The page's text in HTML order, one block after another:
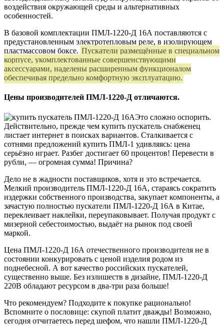
воздействия окружающей среды и альтернативных
особенностей.
В базовой комплектации ПМЛ-1220-Д 16А поставляются с
предустановленным электротепловым реле, в изолирующем
пластмассовом боксе. Пускатели размещённые в специальном
корпусе, укомплектованные совершенствующими
аксессуарами, наделены расширенным функционалом
обеспечивая предельно комфортную эксплуатацию.
Цены производителей ПМЛ-1220-Д отличаются.
Это сложно оспорить.
Действительно, прежде чем купить пускатель снабженец
листает интернет в поисках вариантов. Сталкивается с
сотнями предложений купить ПМЛ-1 удивляясь: цена
серьёзно играет. Разбег достигает 60 процентов! Перевести в
рубли, — огромная сумма! Причина?
Дело не в жадности поставщиков, хотя и это встречается.
Мелкий производитель ПМЛ-1220-Д 16А, стараясь сократить
издержки собственного производства, закупает компоненты, а
зачастую полностью пускатели ПМЛ-1220-Д 16А в Китае,
переклеивает наклейки, переупаковывает. Получая продукт с
мизерной себестоимостью, выдаёт на рынок под своей
маркой.
Цена ПМЛ-1220-Д 16А отечественного производителя не в
состоянии конкурировать с ценой изделия родом из
поднебесной. А вот качество российских пускателей,
существенно выше. Без излишеств в дизайне, ПМЛ-1220-Д
220В обладают ресурсом в два-три раза больше!
Что рекомендуем? Подходите к покупке рационально!
Вспомните о пословице: скупой платит дважды! Возможно,
сегодня отчитаетесь перед шефом, что нашли ПМЛ-1220-Д